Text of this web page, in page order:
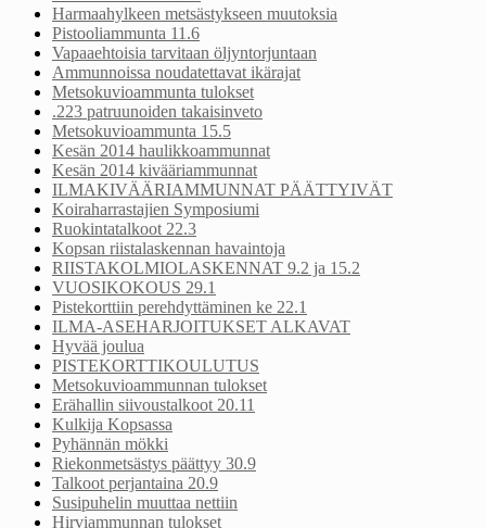
Harmaahylkeen metsästykseen muutoksia
Pistooliammunta 11.6
Vapaaehtoisia tarvitaan öljyntorjuntaan
Ammunnoissa noudatettavat ikärajat
Metsokuvioammunta tulokset
.223 patruunoiden takaisinveto
Metsokuvioammunta 15.5
Kesän 2014 haulikkoammunnat
Kesän 2014 kivääriammunnat
ILMAKIVÄÄRIAMMUNNAT PÄÄTTYIVÄT
Koiraharrastajien Symposiumi
Ruokintatalkoot 22.3
Kopsan riistalaskennan havaintoja
RIISTAKOLMIOLASKENNAT 9.2 ja 15.2
VUOSIKOKOUS 29.1
Pistekorttiin perehdyttäminen ke 22.1
ILMA-ASEHARJOITUKSET ALKAVAT
Hyvää joulua
PISTEKORTTIKOULUTUS
Metsokuvioammunnan tulokset
Erähallin siivoustalkoot 20.11
Kulkija Kopsassa
Pyhännän mökki
Riekonmetsästys päättyy 30.9
Talkoot perjantaina 20.9
Susipuhelin muuttaa nettiin
Hirviammunnan tulokset